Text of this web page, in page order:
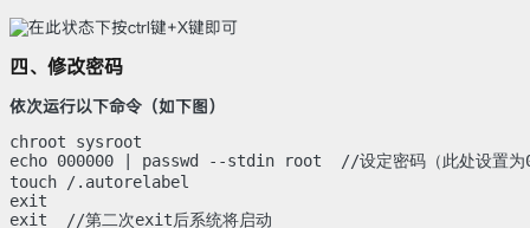
四、修改密码
依次运行以下命令（如下图）
chroot sysroot
echo 000000 | passwd --stdin root  //设定密码（此处设置为
touch /.autorelabel
exit